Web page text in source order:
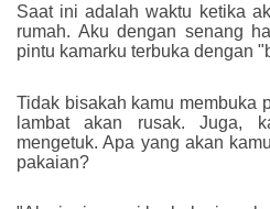
Saat ini adalah waktu ketika
rumah. Aku dengan senang
pintu kamarku terbuka dengan
Tidak bisakah kamu membuka
lambat akan rusak. Juga,
mengetuk. Apa yang akan
pakaian?